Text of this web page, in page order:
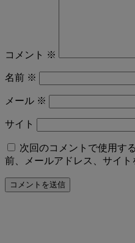
コメント ※
名前 ※
メール ※
サイト
次回のコメントで使用す
前、メールアドレス、サイト